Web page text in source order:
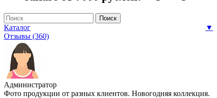
Каталог
▼
Отзывы (360)
Администратор
Фото продукции от разных клиентов. Новогодняя коллекция.